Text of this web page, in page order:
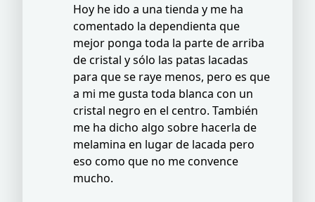
Hoy he ido a una tienda y me ha
comentado la dependienta que
mejor ponga toda la parte de arriba
de cristal y sólo las patas lacadas
para que se raye menos, pero es que
a mi me gusta toda blanca con un
cristal negro en el centro. También
me ha dicho algo sobre hacerla de
melamina en lugar de lacada pero
eso como que no me convence
mucho.